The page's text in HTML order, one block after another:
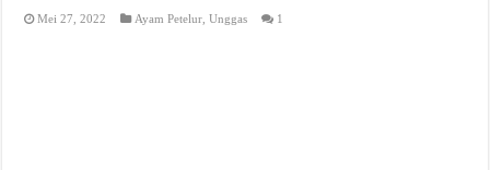
Mei 27, 2022 Ayam Petelur ,Unggas 1